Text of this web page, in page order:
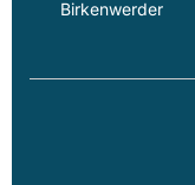
Birkenwerder